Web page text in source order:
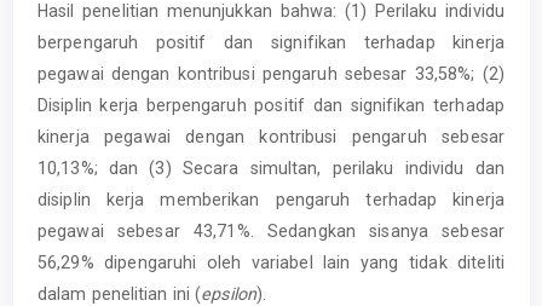
Hasil penelitian menunjukkan bahwa: (1) Perilaku individu
berpengaruh positif dan signifikan terhadap kinerja
pegawai dengan kontribusi pengaruh sebesar 33,58%; (2)
Disiplin kerja berpengaruh positif dan signifikan terhadap
kinerja pegawai dengan kontribusi pengaruh sebesar
10,13%; dan (3) Secara simultan, perilaku individu dan
disiplin kerja memberikan pengaruh terhadap kinerja
pegawai sebesar 43,71%. Sedangkan sisanya sebesar
56,29% dipengaruhi oleh variabel lain yang tidak diteliti
dalam penelitian ini (epsilon).